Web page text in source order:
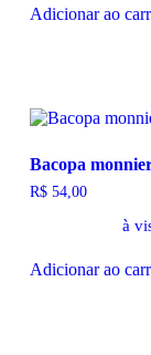
Adicionar ao
Bacopa
R$ 54,00
à
Adicionar ao